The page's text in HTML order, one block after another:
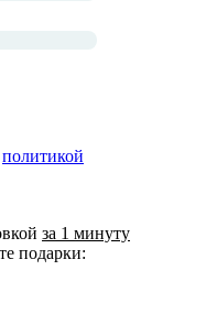
политикой
за 1 минуту
подарки: